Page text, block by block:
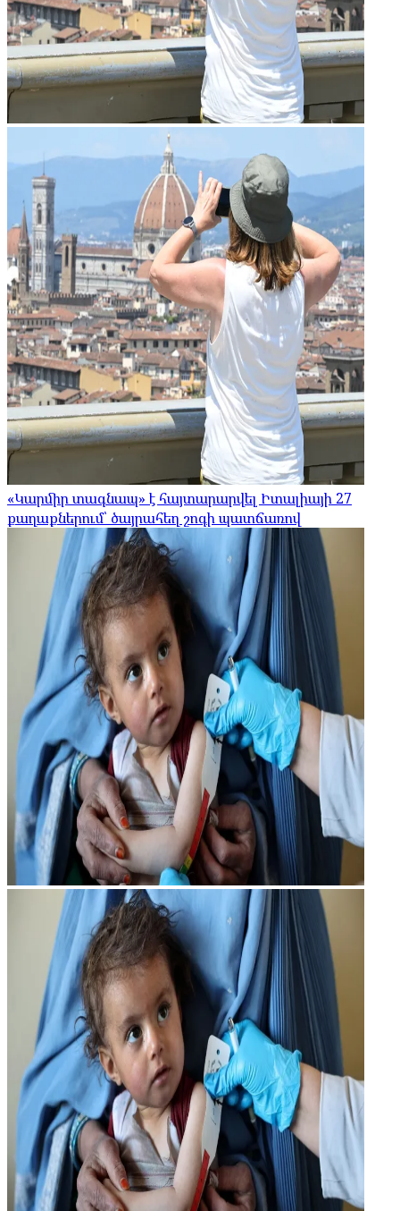
«Կարմիր տագնապ» է հայտարարվել Իտալիայի 27
քաղաքներում՝ ծայրահեղ շոգի պատճառով